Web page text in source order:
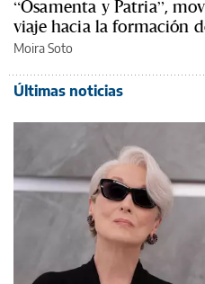
“Osamenta y Patria”,
viaje hacia la formación
Moira Soto
Últimas noticias